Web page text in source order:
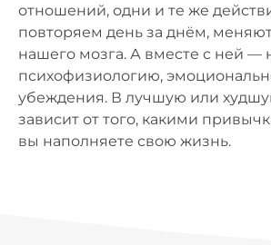
отношений, одни и те же
повторяем день за днём,
нашего мозга. А вместе с ней —
психофизиологию,
убеждения. В лучшую или
зависит от того, какими
вы наполняете свою жизнь.